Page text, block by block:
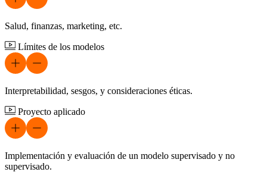
Salud, finanzas, marketing, etc.
Límites de los modelos
Interpretabilidad, sesgos, y consideraciones éticas.
Proyecto aplicado
Implementación y evaluación de un modelo supervisado y no
supervisado.